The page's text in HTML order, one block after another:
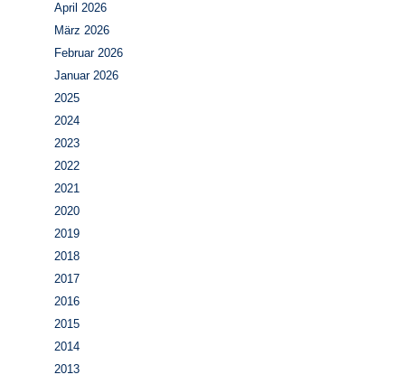
April 2026
März 2026
Februar 2026
Januar 2026
2025
2024
2023
2022
2021
2020
2019
2018
2017
2016
2015
2014
2013